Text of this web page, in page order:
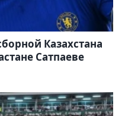
Казахстана
Сатпаеве